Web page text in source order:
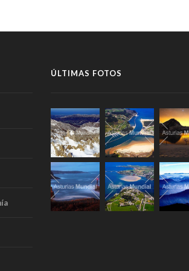
ÚLTIMAS FOTOS